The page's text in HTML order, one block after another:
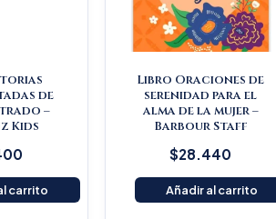
de
–
Kids
carrito
Libro Oraciones de
serenidad para el
alma de la mujer –
Barbour Staff
$28.440
Añadir al carrito